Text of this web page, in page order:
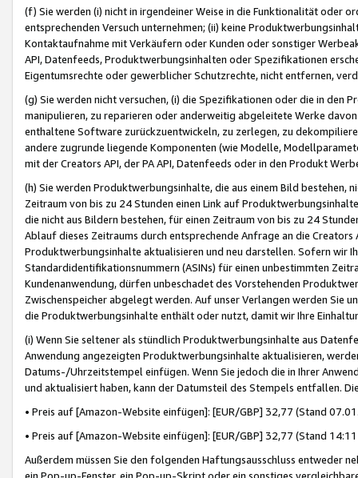
(f) Sie werden (i) nicht in irgendeiner Weise in die Funktionalität oder
entsprechenden Versuch unternehmen; (ii) keine
Kontaktaufnahme mit Verkäufern oder Kunden oder sonstiger
API, Datenfeeds, Produktwerbungsinhalten oder Spezifikationen
Eigentumsrechte oder gewerblicher Schutzrechte, nicht entfernen,
(g) Sie werden nicht versuchen, (i) die Spezifikationen oder die in
manipulieren, zu reparieren oder anderweitig abgeleitete Werke
enthaltene Software zurückzuentwickeln, zu zerlegen, zu
andere zugrunde liegende Komponenten (wie Modelle,
mit der Creators API, der PA API, Datenfeeds oder in den Produkt
(h) Sie werden Produktwerbungsinhalte, die aus einem Bild bestehen,
Zeitraum von bis zu 24 Stunden einen Link auf
die nicht aus Bildern bestehen, für einen Zeitraum von bis zu 24
Ablauf dieses Zeitraums durch entsprechende Anfrage an die
Produktwerbungsinhalte aktualisieren und neu darstellen. Sofern wir
Standardidentifikationsnummern (ASINs) für einen unbestimmten
Kundenanwendung, dürfen unbeschadet des Vorstehenden
Zwischenspeicher abgelegt werden. Auf unser Verlangen werden Sie
die Produktwerbungsinhalte enthält oder nutzt, damit wir Ihre
(i) Wenn Sie seltener als stündlich Produktwerbungsinhalte aus
Anwendung angezeigten Produktwerbungsinhalte aktualisieren,
Datums-/Uhrzeitstempel einfügen. Wenn Sie jedoch die in Ihrer
und aktualisiert haben, kann der Datumsteil des Stempels entfallen.
• Preis auf [Amazon-Website einfügen]: [EUR/GBP] 32,77 (Stand
• Preis auf [Amazon-Website einfügen]: [EUR/GBP] 32,77 (Stand
Außerdem müssen Sie den folgenden Haftungsausschluss entweder
ein Pop-up-Fenster, ein Pop-up-Skript oder ein sonstiges